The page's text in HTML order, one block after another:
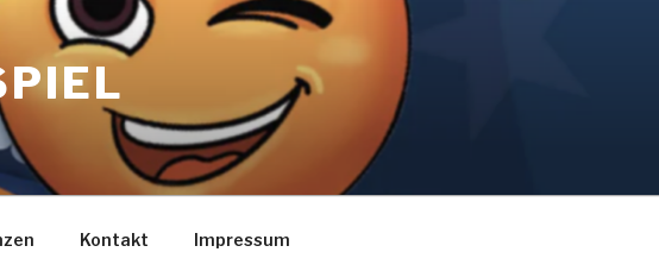
Kontakt Impressum